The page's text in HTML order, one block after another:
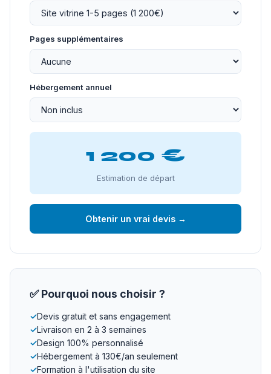
Pages supplémentaires
Hébergement annuel
1 200 €
Estimation de départ
Obtenir un vrai devis →
✅ Pourquoi nous choisir ?
✓Devis gratuit et sans engagement
✓Livraison en 2 à 3 semaines
✓Design 100% personnalisé
✓Hébergement à 130€/an seulement
✓Formation à l'utilisation du site